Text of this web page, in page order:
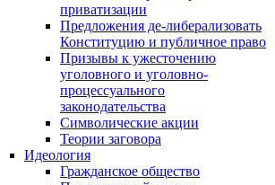
приватизации
Предложения де-либерализовать
Конституцию и публичное право
Призывы к ужесточению
уголовного и уголовно-
процессуального
законодательства
Символические акции
Теории заговора
Идеология
Гражданское общество